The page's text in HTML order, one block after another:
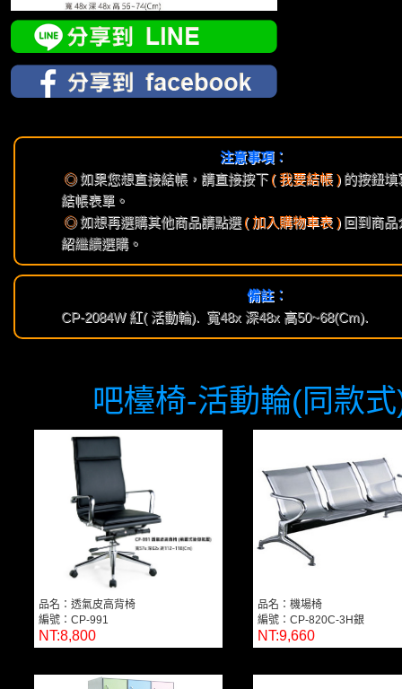
注意事項︰
◎如果您想直接結帳，請直接按下 ( 我要結帳 ) 的按鈕填
結帳表單。
◎如想再選購其他商品請點選 ( 加入購物車表 ) 回到商品
紹繼續選購。
備註︰
CP-2084W 紅( 活動輪). 寬48x 深48x 高50~68(Cm).
吧檯椅-活動輪(同款
品名：透氣皮高背椅
編號：CP-991
NT:8,800
品名：機場椅
編號：CP-820C-3H銀
NT:9,660